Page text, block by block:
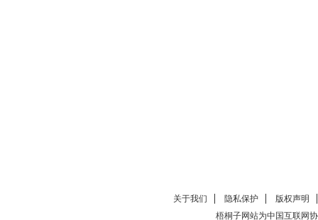
关于我们 隐私保护
版权声明
梧桐子网站为中国互联网